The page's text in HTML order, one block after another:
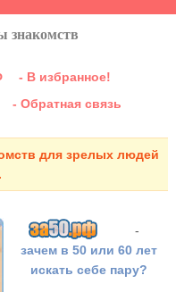
знакомств
- В избранное!
- Обратная связь
для зрелых людей
-
зачем в 50 или 60 лет
искать себе пару?